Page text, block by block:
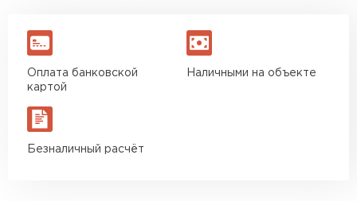
Оплата банковской
картой
Наличными на объекте
Безналичный расчёт